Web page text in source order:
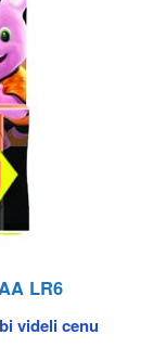
LR6
videli cenu